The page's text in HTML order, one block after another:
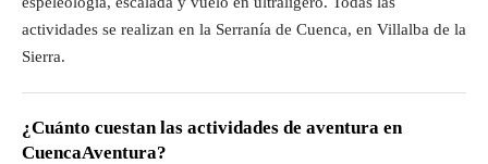
actividades se realizan en la Serranía de Cuenca, en Villalba de la
Sierra.
¿Cuánto cuestan las actividades de aventura en
CuencaAventura?